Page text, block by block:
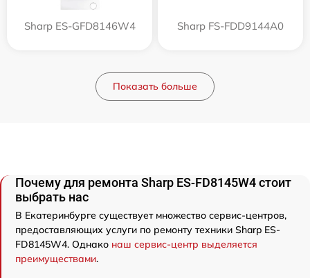
Sharp ES-GFD8146W4 Sharp FS-FDD9144A0
Показать больше
Почему для ремонта Sharp ES-FD8145W4 стоит
выбрать нас
В Екатеринбурге существует множество сервис-центров,
предоставляющих услуги по ремонту техники Sharp ES-
FD8145W4. Однако наш сервис-центр выделяется
преимуществами.